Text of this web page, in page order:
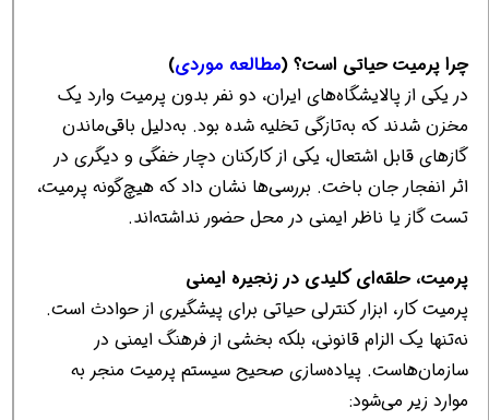
چرا پرمیت حیاتی است؟ (مطالعه موردی)
در یکی از پالایشگاه‌های ایران، دو نفر بدون پرمیت وارد یک
مخزن شدند که به‌تازگی تخلیه شده بود. به‌دلیل باقی‌ماندن
گازهای قابل اشتعال، یکی از کارکنان دچار خفگی و دیگری در
اثر انفجار جان باخت. بررسی‌ها نشان داد که هیچ‌گونه پرمیت،
تست گاز یا ناظر ایمنی در محل حضور نداشته‌اند.
پرمیت، حلقه‌ای کلیدی در زنجیره ایمنی
پرمیت کار، ابزار کنترلی حیاتی برای پیشگیری از حوادث است.
نه‌تنها یک الزام قانونی، بلکه بخشی از فرهنگ ایمنی در
سازمان‌هاست. پیاده‌سازی صحیح سیستم پرمیت منجر به
موارد زیر می‌شود: